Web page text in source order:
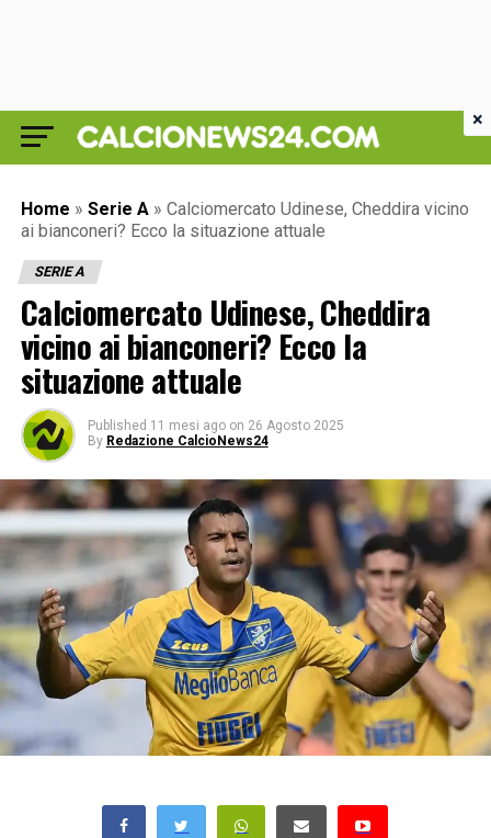
Home » Serie A » Calciomercato Udinese, Cheddira vicino
ai bianconeri? Ecco la situazione attuale
SERIE A
Calciomercato Udinese, Cheddira
vicino ai bianconeri? Ecco la
situazione attuale
Published 11 mesi ago on 26 Agosto 2025
By Redazione CalcioNews24
×